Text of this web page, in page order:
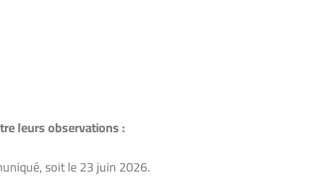
leurs observations :
soit le 23 juin 2026.